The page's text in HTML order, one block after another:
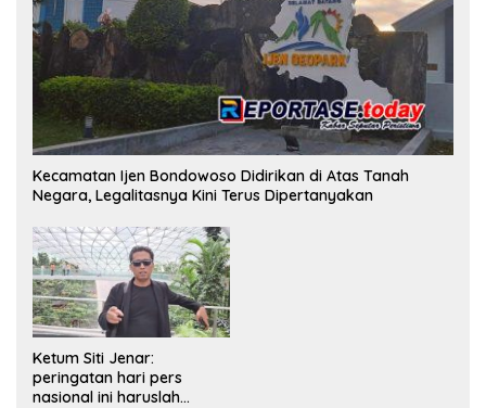
Kecamatan Ijen Bondowoso Didirikan di Atas Tanah
Negara, Legalitasnya Kini Terus Dipertanyakan
Ketum Siti Jenar:
peringatan hari pers
nasional ini haruslah